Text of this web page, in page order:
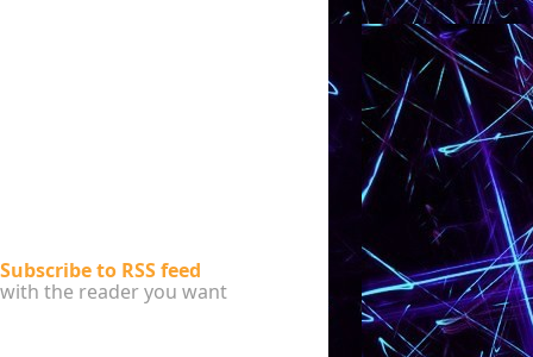
Subscribe to RSS feed
with the reader you want